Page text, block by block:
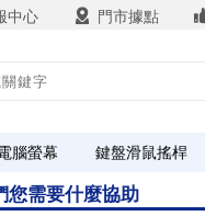
中心 門市據點
腦螢幕 鍵盤滑鼠搖桿
您需要什麼協助